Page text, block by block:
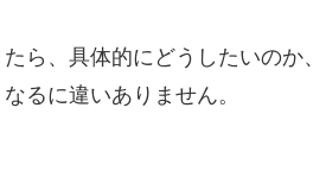
ら、具体的にどうしたいのか、
るに違いありません。